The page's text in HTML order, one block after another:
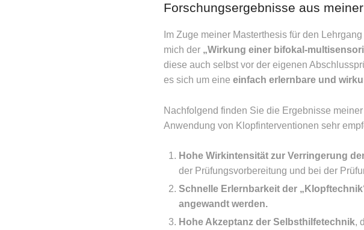
Forschungsergebnisse aus
Im Zuge meiner Masterthesis für den
mich der „Wirkung einer bifokal-
diese auch selbst vor der eigenen
es sich um eine einfach erlernbare und
Nachfolgend finden Sie die Ergebnisse
Anwendung von Klopfinterventionen sehr
Hohe Wirkintensität zur Verringerung
der Prüfungsvorbereitung und bei der
Schnelle Erlernbarkeit der
angewandt werden.
Hohe Akzeptanz der Selbsthilfetechnik,